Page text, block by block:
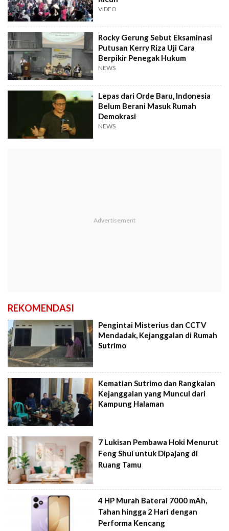
VIDEO
Rocky Gerung Sebut Eksaminasi
Putusan Kerry Riza Uji Cara
Berpikir Penegak Hukum
NEWS
Lepas dari Orde Baru, Indonesia
Belum Berani Masuk Rumah
Demokrasi
NEWS
REKOMENDASI
Pengintai Misterius dan CCTV
Mendadak, Kejanggalan di Rumah
Sutrimo
Kematian Sutrimo dan Rangkaian
Kejanggalan yang Muncul dari
Kampung Halaman
7 Lukisan Pembawa Hoki Menurut
Feng Shui untuk Dipajang di
Ruang Tamu
4 HP Murah Baterai 7000 mAh,
Tahan hingga 2 Hari dengan
Performa Kencang